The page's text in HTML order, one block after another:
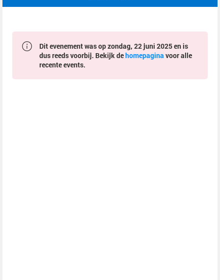
Dit evenement was op zondag, 22 juni 2025 en is
dus reeds voorbij. Bekijk dehomepagina voor alle
recente events.